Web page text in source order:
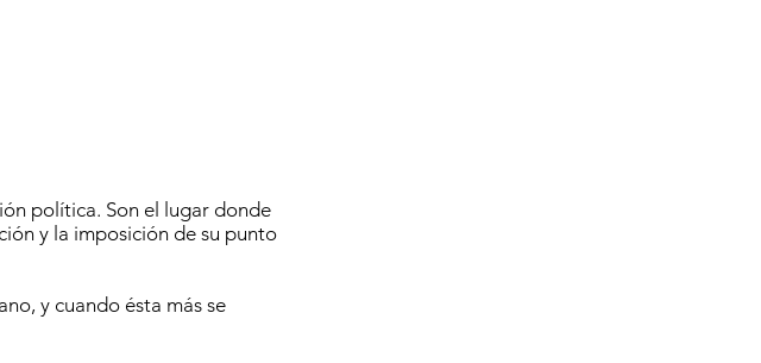
política. Son el lugar donde
y la imposición de su punto
y cuando ésta más se